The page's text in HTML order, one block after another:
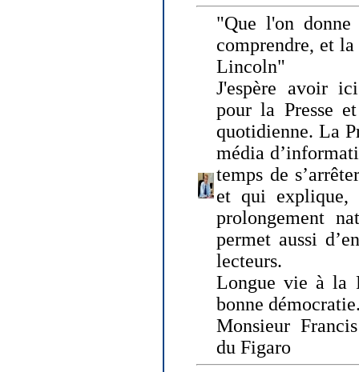
"Que l'on
comprendre, et
Lincoln"
J'espère avoir
pour la Presse
quotidienne. La
média
temps de
et qui explique,
prolongement
permet aussi
lecteurs.
Longue vie à la
bonne
Monsieur
du Figaro